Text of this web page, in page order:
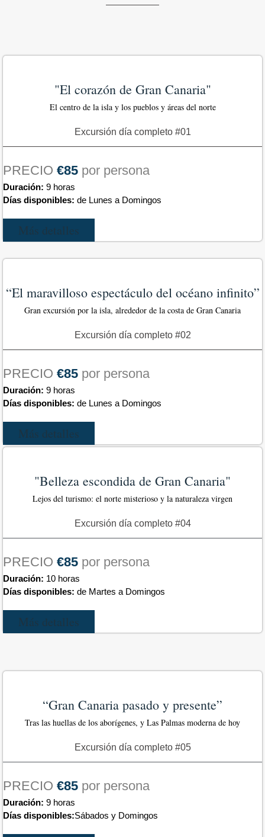
"El corazón de Gran Canaria"
El centro de la isla y los pueblos y áreas del norte
Excursión día completo #01
PRECIO €85 por persona
Duración: 9 horas
Días disponibles: de Lunes a Domingos
Más detalles
“El maravilloso espectáculo del océano infinito”
Gran excursión por la isla, alrededor de la costa de Gran Canaria
Excursión día completo #02
PRECIO €85 por persona
Duración: 9 horas
Días disponibles: de Lunes a Domingos
Más detalles
"Belleza escondida de Gran Canaria"​
Lejos del turismo: el norte misterioso y la naturaleza virgen
Excursión día completo #04
PRECIO €85 por persona
Duración: 10 horas
Días disponibles: de Martes a Domingos
Más detalles
“Gran Canaria pasado y presente”
Tras las huellas de los aborígenes, y Las Palmas moderna de hoy
Excursión día completo #05
PRECIO €85 por persona
Duración: 9 horas
Días disponibles:Sábados y Domingos